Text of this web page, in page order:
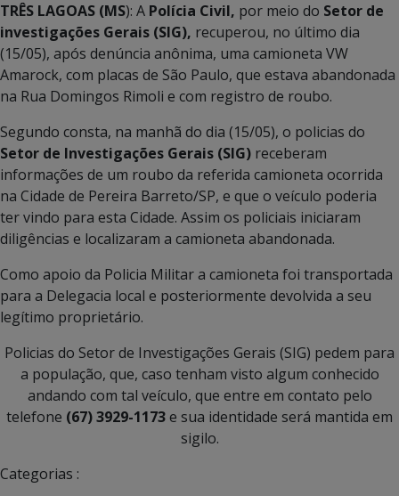
TRÊS LAGOAS (MS): A Polícia Civil, por meio do Setor de
investigações Gerais (SIG), recuperou, no último dia
(15/05), após denúncia anônima, uma camioneta VW
Amarock, com placas de São Paulo, que estava abandonada
na Rua Domingos Rimoli e com registro de roubo.
Segundo consta, na manhã do dia (15/05), o policias do
Setor de Investigações Gerais (SIG) receberam
informações de um roubo da referida camioneta ocorrida
na Cidade de Pereira Barreto/SP, e que o veículo poderia
ter vindo para esta Cidade. Assim os policiais iniciaram
diligências e localizaram a camioneta abandonada.
Como apoio da Policia Militar a camioneta foi transportada
para a Delegacia local e posteriormente devolvida a seu
legítimo proprietário.
Policias do Setor de Investigações Gerais (SIG) pedem para
a população, que, caso tenham visto algum conhecido
andando com tal veículo, que entre em contato pelo
telefone (67) 3929-1173e sua identidade será mantida em
sigilo.
Categorias :